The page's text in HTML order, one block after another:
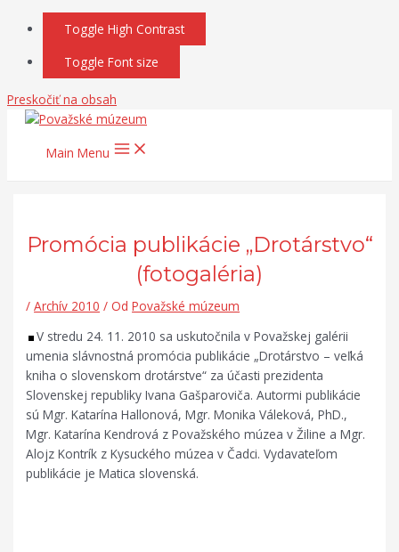
Toggle High Contrast
Toggle Font size
Preskočiť na obsah
Main Menu
Promócia publikácie „Drotárstvo“
(fotogaléria)
/Archív 2010 / Od Považské múzeum
V stredu 24. 11. 2010 sa uskutočnila v Považskej galérii
umenia slávnostná promócia publikácie „Drotárstvo – veľká
kniha o slovenskom drotárstve“ za účasti prezidenta
Slovenskej republiky Ivana Gašparoviča. Autormi publikácie
sú Mgr. Katarína Hallonová, Mgr. Monika Váleková, PhD.,
Mgr. Katarína Kendrová z Považského múzea v Žiline a Mgr.
Alojz Kontrík z Kysuckého múzea v Čadci. Vydavateľom
publikácie je Matica slovenská.